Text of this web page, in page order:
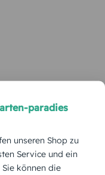
paradies
unseren Shop zu
Service und ein
können die